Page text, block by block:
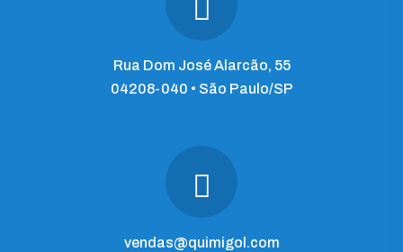
Rua Dom José Alarcão, 55
04208-040 • São Paulo/SP
vendas@quimigol.com